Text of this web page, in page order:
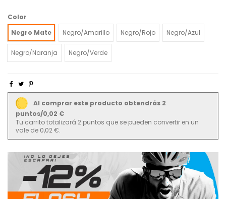
Color
Negro Mate
Negro/Amarillo Negro/Rojo Negro/Azul
Negro/Naranja Negro/Verde
Al comprar este producto obtendrás 2
puntos/0,02 €
Tu carrito totalizará 2 puntos que se pueden convertir en un
vale de 0,02 €.